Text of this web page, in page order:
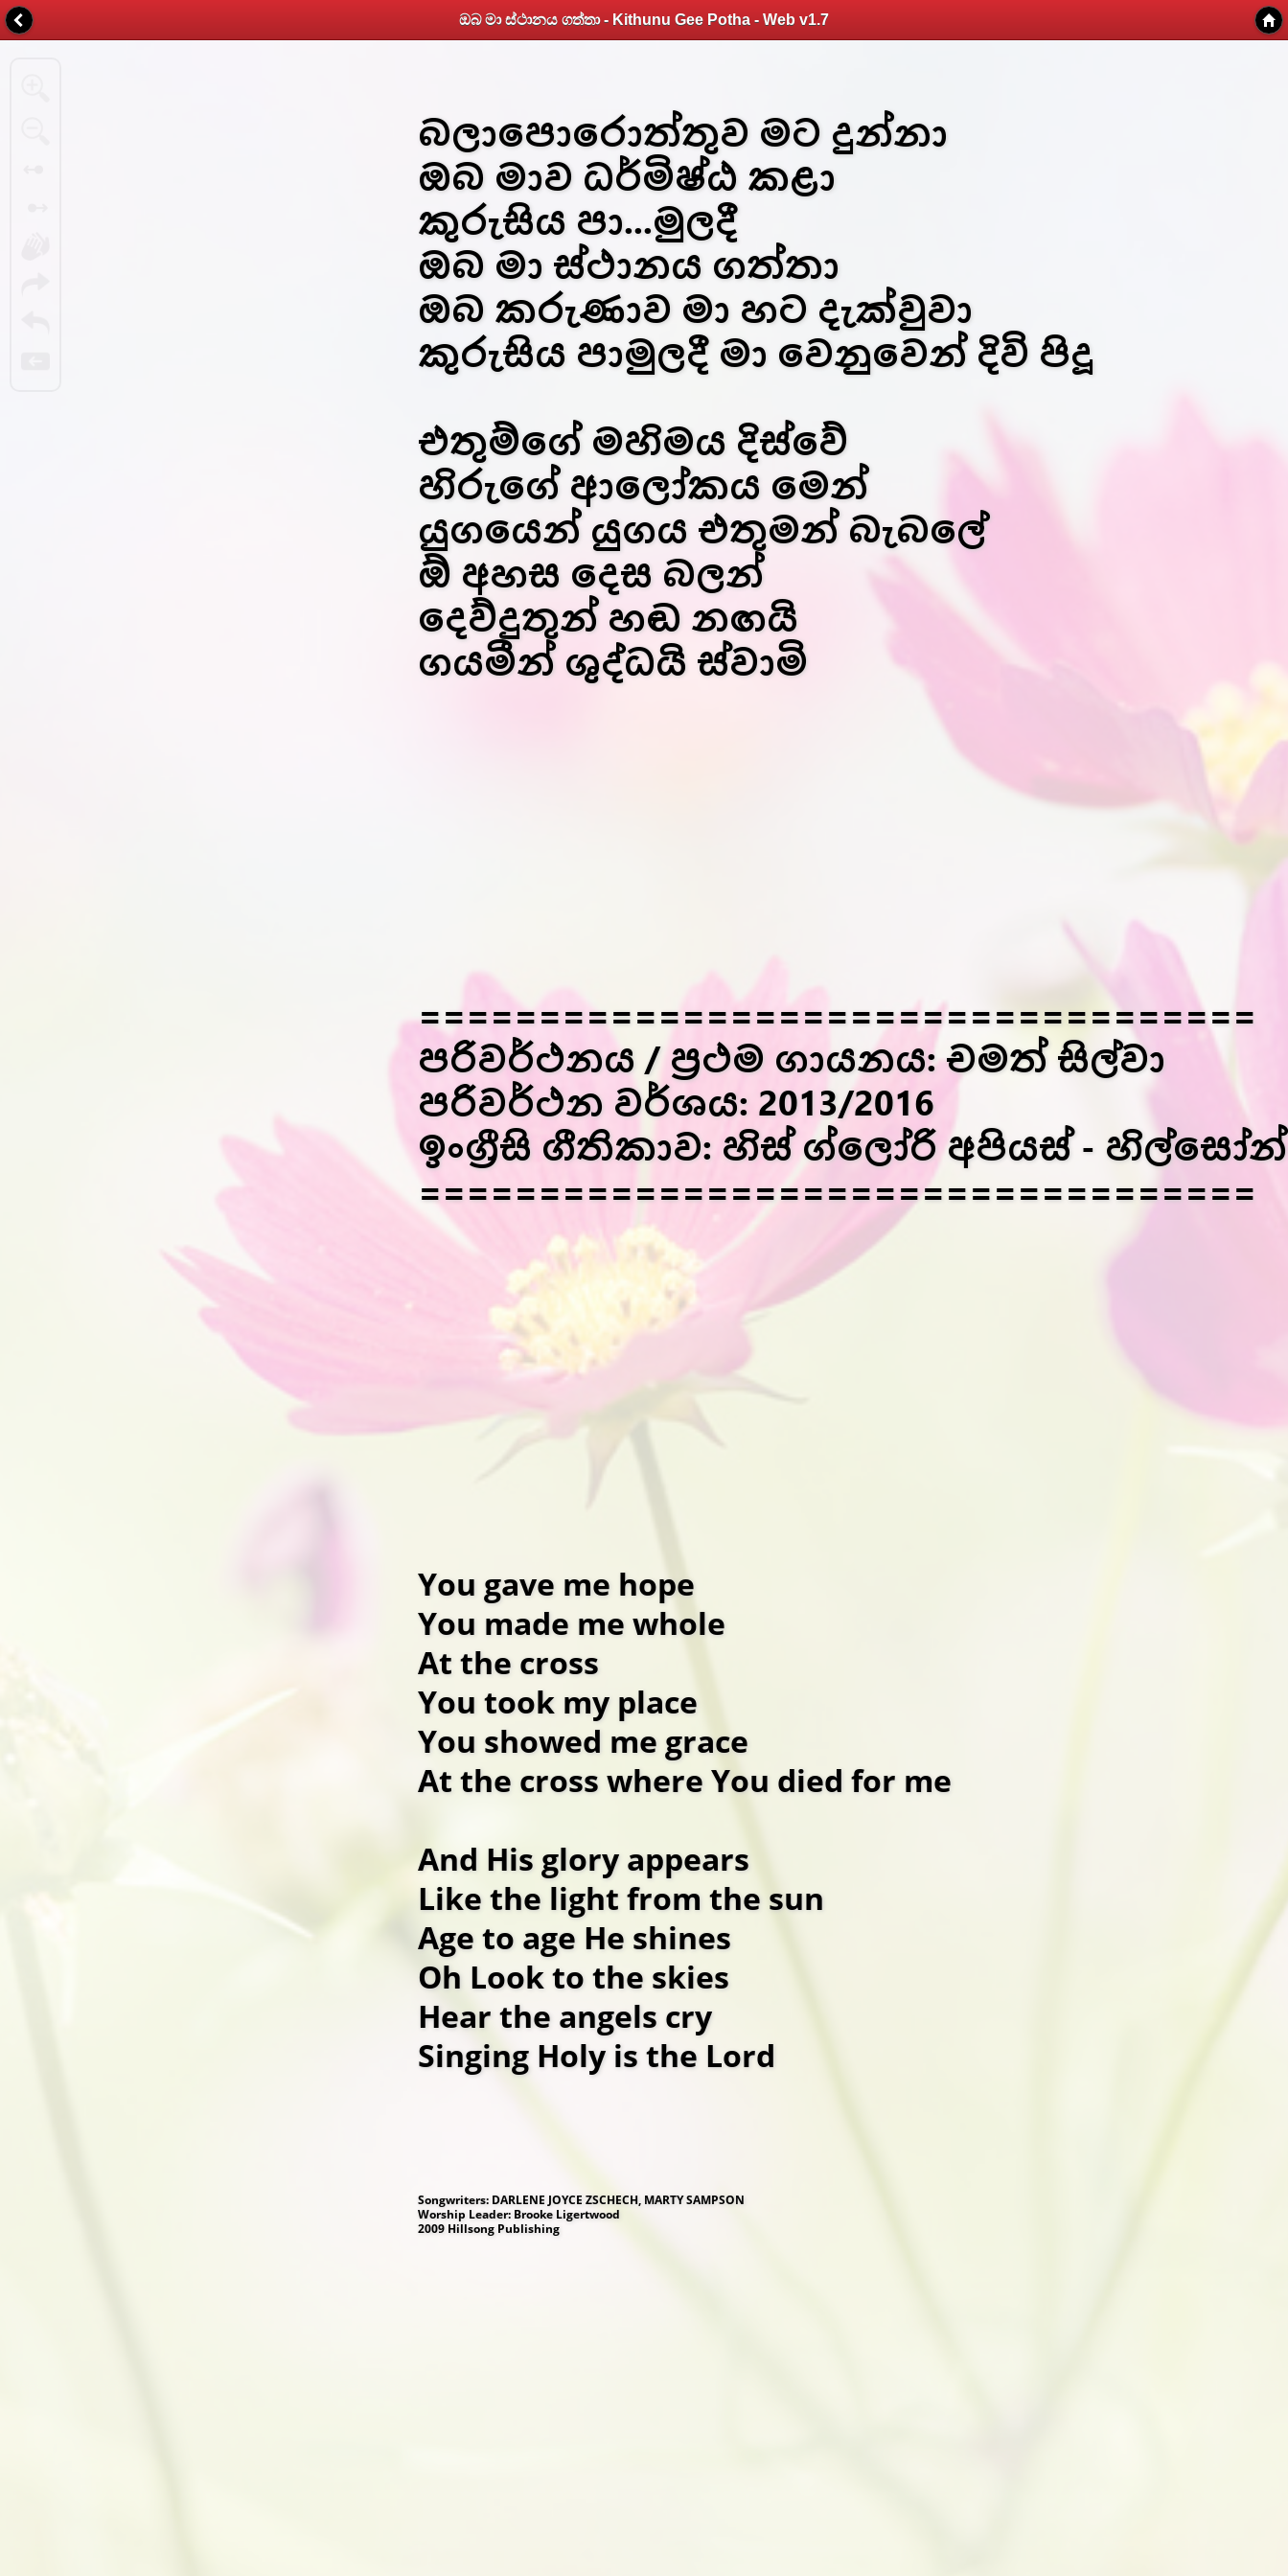
ඔබ මා ස්ථානය ගත්තා - Kithunu Gee Potha - Web v1.7
බලාපොරොත්තුව මට දුන්නා
ඔබ මාව ධර්මිෂ්ඨ කළා
කුරුසිය පා...මුලදී
ඔබ මා ස්ථානය ගත්තා
ඔබ කරුණාව මා හට දැක්වුවා
කුරුසිය පාමුලදී මා වෙනුවෙන් දිවි පිදූ
එතුම්ගේ මහිමය දිස්වේ
හිරුගේ ආලෝකය මෙන්
යුගයෙන් යුගය එතුමන් බැබලේ
ඕ අහස දෙස බලන්
දෙව්දුතුන් හඬ නඟයි
ගයමීන් ශුද්ධයි ස්වාමි
===================================
පරිවර්ථනය / ප්‍රථම ගායනය: චමත් සිල්වා
පරිවර්ථන වර්ශය: 2013/2016
ඉංග්‍රීසි ගීතිකාව: හිස් ග්ලෝරි අපියස් -
===================================
You gave me hope
You made me whole
At the cross
You took my place
You showed me grace
At the cross where You died for me
And His glory appears
Like the light from the sun
Age to age He shines
Oh Look to the skies
Hear the angels cry
Singing Holy is the Lord
Songwriters: DARLENE JOYCE ZSCHECH, MARTY SAMPSON
Worship Leader: Brooke Ligertwood
2009 Hillsong Publishing